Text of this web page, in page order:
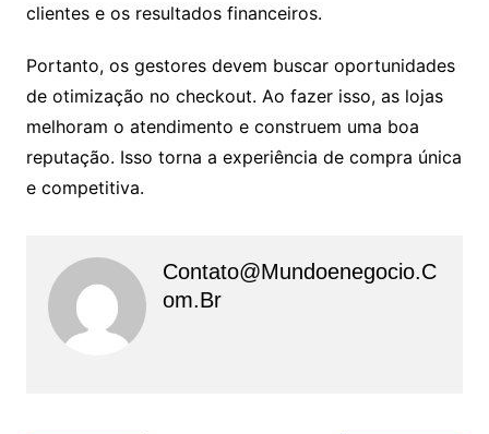
clientes e os resultados financeiros.
Portanto, os gestores devem buscar oportunidades
de otimização no checkout. Ao fazer isso, as lojas
melhoram o atendimento e construem uma boa
reputação. Isso torna a experiência de compra única
e competitiva.
Contato@mundoenegocio.c
Om.br